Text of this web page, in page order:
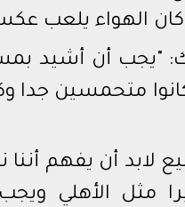
الهواء يلعب
"يجب أن أشيد
متحمسين جدا
لابد أن يفهم
مثل الأهلي